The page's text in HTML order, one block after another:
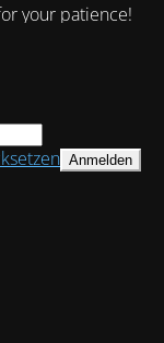
your patience!